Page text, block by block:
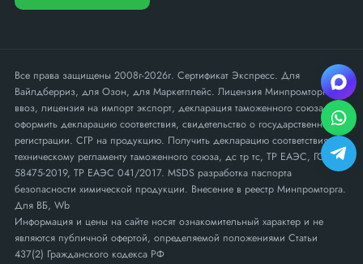
Все права защищены 2008г-2026г. Сертификат Экспресс. Для
Вайлдберриз, для Озон, для Маркетплейс. Лицензия Минпромторга на
ввоз, лицензия на импорт экспорт, декларация таможенного союза,
оформить декларацию соответствия, свидетельство о государственной
регистрации. СГР на продукцию. Получить декларацию соответствия
техническому регламенту таможенного союза, дс тр тс, ТР ЕАЭС, ГОСТ Р
58475-2019, ТР ЕАЭС 041/2017. MSDS разработка паспорта
безопасности химической продукции. Внесение в реестр Минпромторга.
Для ВБ, Wb
Информация и цены на сайте носят ознакомительный характер и не
являются публичной офертой, определяемой положениями Статьи
437(2) Гражданского кодекса РФ